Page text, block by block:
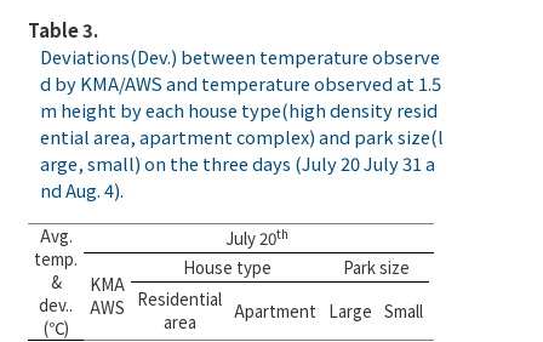
Table 3.
Deviations(Dev.) between temperature observe
d by KMA/AWS and temperature observed at 1.5
m height by each house type(high density resid
ential area, apartment complex) and park size(l
arge, small) on the three days (July 20 July 31 a
nd Aug. 4).
Avg.
temp.
&
dev..
(℃)
July 20th
KMA
AWS
House type Park size
Residential
area
Apartment Large Small